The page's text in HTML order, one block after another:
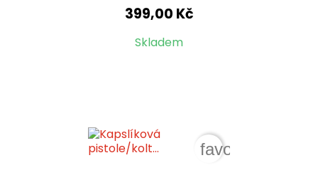
399,00 Kč
Skladem
favorite_border